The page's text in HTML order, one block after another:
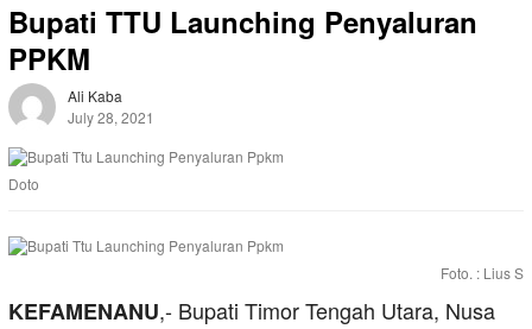
Bupati TTU Launching Penyaluran
PPKM
Ali Kaba
July 28, 2021
Doto
Foto. : Lius S
KEFAMENANU,- Bupati Timor Tengah Utara, Nusa